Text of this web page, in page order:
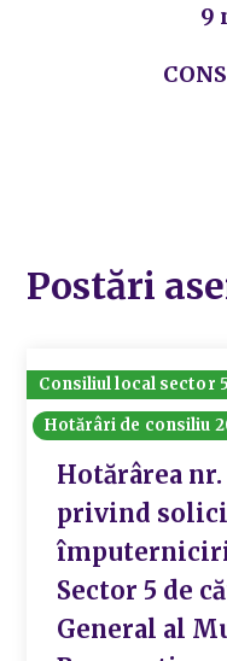
9
Postări
Consiliul local sector 5
Hotărâri de consiliu
Hotărârea nr.
privind
Sector 5 de
General al